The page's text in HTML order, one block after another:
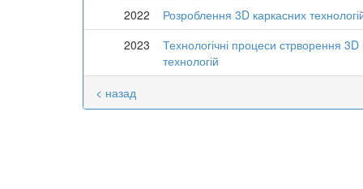
2022
Розроблення 3D каркасних
2023
Технологічні процеси стрворення
технологій
< назад